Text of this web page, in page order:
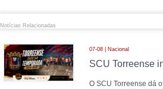
Notícias Relacionadas
07-08 | Nacional
O SCU Torreense dá